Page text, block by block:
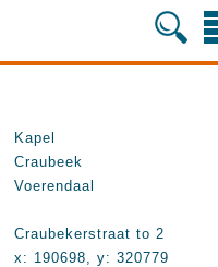
Kapel
Craubeek
Voerendaal
Craubekerstraat to 2
x: 190698, y: 320779